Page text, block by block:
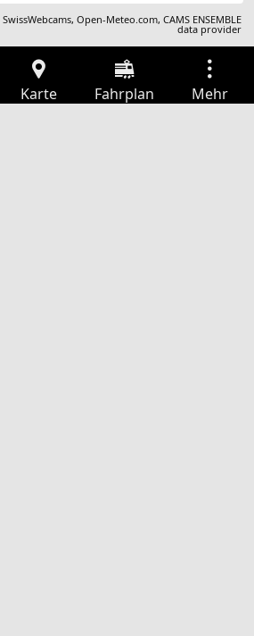
SwissWebcams,Open-Meteo.com,CAMS ENSEMBLE
data provider
Karte Fahrplan Mehr